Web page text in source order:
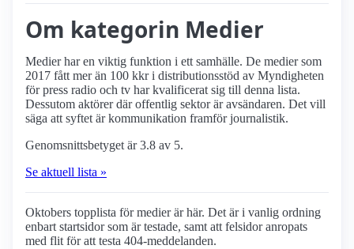
Om kategorin Medier
Medier har en viktig funktion i ett samhälle. De medier som
2017 fått mer än 100 kkr i distributionsstöd av Myndigheten
för press radio och tv har kvalificerat sig till denna lista.
Dessutom aktörer där offentlig sektor är avsändaren. Det vill
säga att syftet är kommunikation framför journalistik.
Genomsnittsbetyget är 3.8 av 5.
Se aktuell lista »
Oktobers topplista för medier är här. Det är i vanlig ordning
enbart startsidor som är testade, samt att felsidor anropats
med flit för att testa 404-meddelanden.